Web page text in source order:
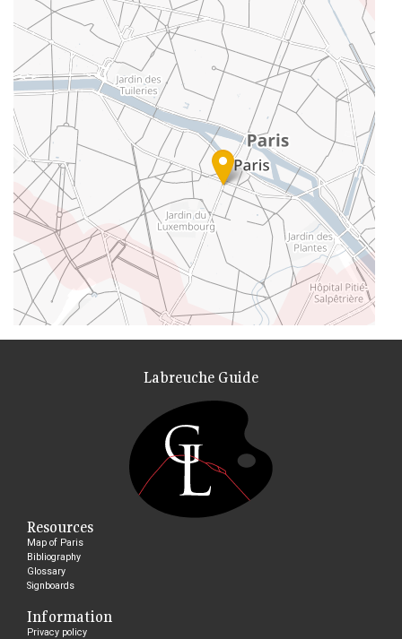
Labreuche Guide
Resources
Map of Paris
Bibliography
Glossary
Signboards
Information
Privacy policy